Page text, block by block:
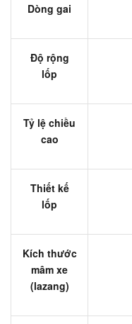
Dòng gai
Độ rộng
lốp
Tỷ lệ chiều
cao
Thiết kế
lốp
Kích thước
mâm xe
(lazang)